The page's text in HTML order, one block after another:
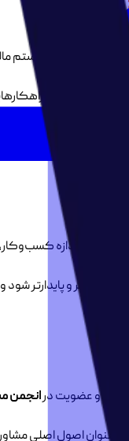
منابع انسانی،
این شناخت،
اساس اندازه
ساده‌تر و پایدارتر شود
است و عضویت درانجمن
را به‌عنوان اصول اصلی